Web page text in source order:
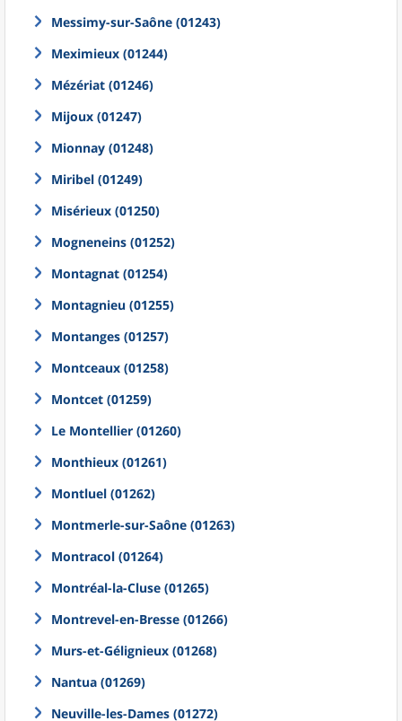
Messimy-sur-Saône (01243)
Meximieux (01244)
Mézériat (01246)
Mijoux (01247)
Mionnay (01248)
Miribel (01249)
Misérieux (01250)
Mogneneins (01252)
Montagnat (01254)
Montagnieu (01255)
Montanges (01257)
Montceaux (01258)
Montcet (01259)
Le Montellier (01260)
Monthieux (01261)
Montluel (01262)
Montmerle-sur-Saône (01263)
Montracol (01264)
Montréal-la-Cluse (01265)
Montrevel-en-Bresse (01266)
Murs-et-Gélignieux (01268)
Nantua (01269)
Neuville-les-Dames (01272)